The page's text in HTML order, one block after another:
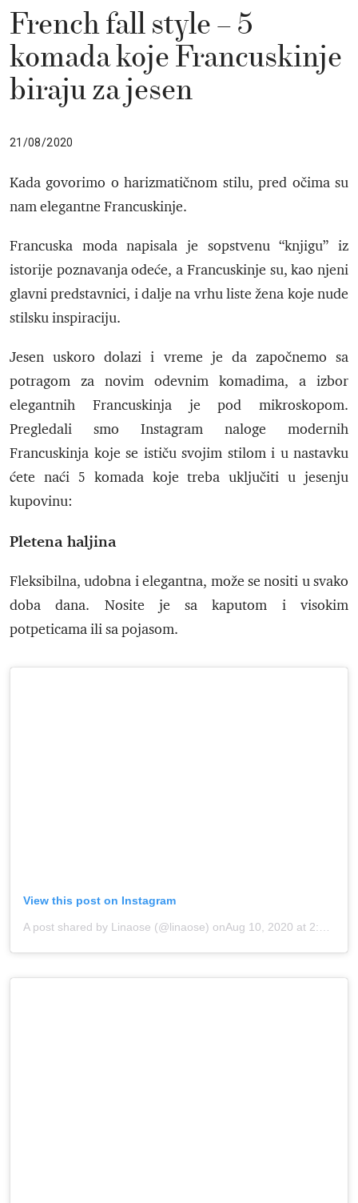
French fall style – 5
komada koje Francuskinje
biraju za jesen
21/08/2020
Kada govorimo o harizmatičnom stilu, pred očima su
nam elegantne Francuskinje.
Francuska moda napisala je sopstvenu “knjigu” iz
istorije poznavanja odeće, a Francuskinje su, kao njeni
glavni predstavnici, i dalje na vrhu liste žena koje nude
stilsku inspiraciju.
Jesen uskoro dolazi i vreme je da započnemo sa
potragom za novim odevnim komadima, a izbor
elegantnih Francuskinja je pod mikroskopom.
Pregledali smo Instagram naloge modernih
Francuskinja koje se ističu svojim stilom i u nastavku
ćete naći 5 komada koje treba uključiti u jesenju
kupovinu:
Pletena haljina
Fleksibilna, udobna i elegantna, može se nositi u svako
doba dana. Nosite je sa kaputom i visokim
potpeticama ili sa pojasom.
View this post on Instagram
A post shared by Linaose (@linaose) onAug 10, 2020 at 2:54pm PDT